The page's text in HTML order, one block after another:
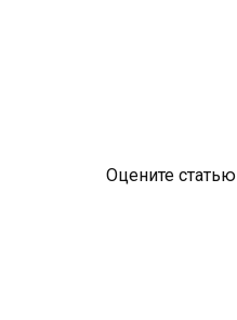
Оцените статью